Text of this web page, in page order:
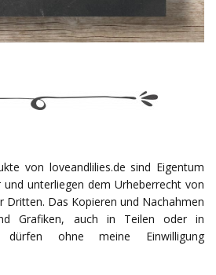
von loveandlilies.de sind Eigentum
unterliegen dem Urheberrecht von
Dritten. Das Kopieren und Nachahmen
Grafiken, auch in Teilen oder in
dürfen ohne meine Einwilligung